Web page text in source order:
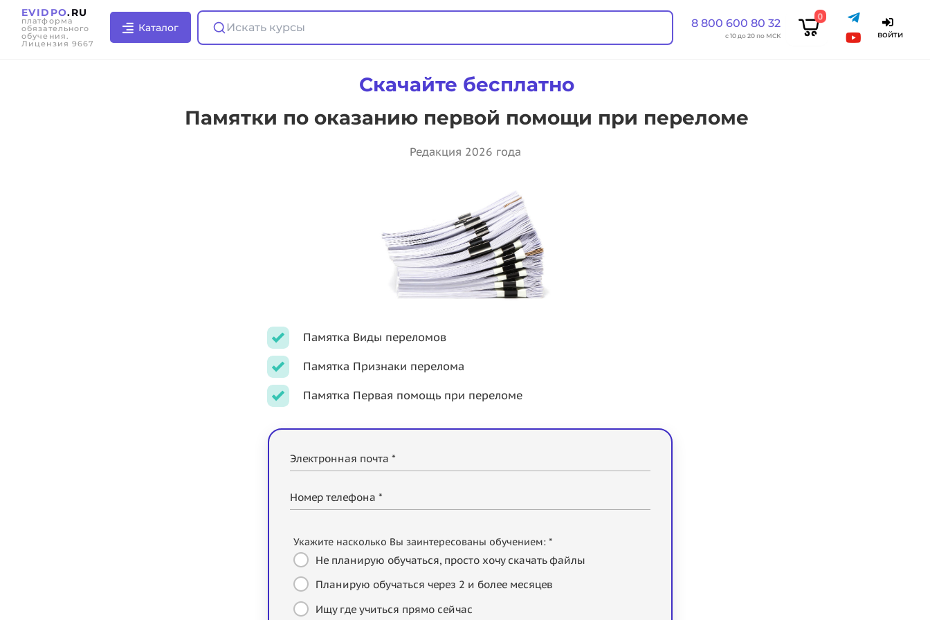
EVIDPO.RU
платформа
обязательного
обучения.
Лицензия 9667
Каталог Искать курсы 8 800 600 80 32
с 10 до 20 по МСК
0
войти
Скачайте бесплатно
Памятки по оказанию первой помощи при переломе
Редакция 2026 года
Памятка Виды переломов
Памятка Признаки перелома
Памятка Первая помощь при переломе
Электронная почта *
Номер телефона *
Укажите насколько Вы заинтересованы обучением: *
Не планирую обучаться, просто хочу скачать файлы
Планирую обучаться через 2 и более месяцев
Ищу где учиться прямо сейчас